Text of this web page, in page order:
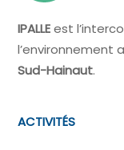
IPALLEest
l’environnement
Sud-Hainaut.
ACTIVITÉS